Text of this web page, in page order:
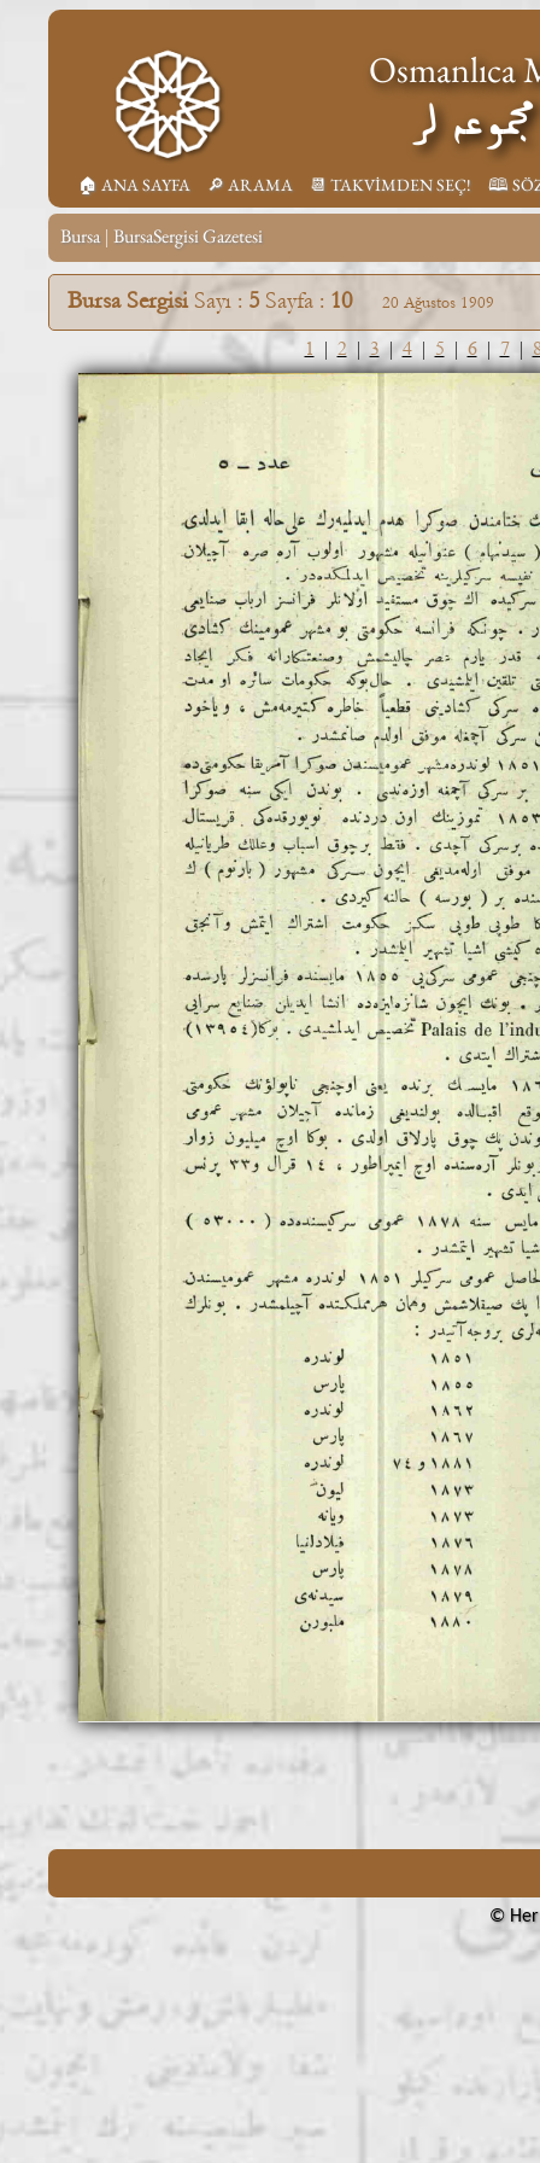
Osmanlıca
لر
🏠︎ ANA SAYFA 🔎︎ ARAMA 📆︎ TAKVİMDEN SEÇ! 🕮
Bursa| BursaSergisi Gazetesi
Bursa SergisiSayı : 5 Sayfa : 10 20 Ağustos 1909
1 | 2 | 3 | 4 | 5 | 6 | 7 |
© Her